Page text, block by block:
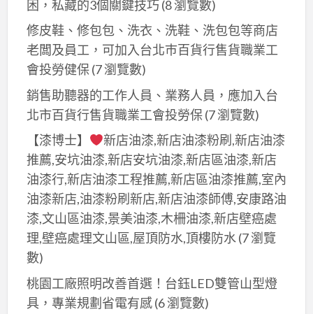
困，私藏的3個關鍵技巧(8 瀏覽數)
修皮鞋、修包包、洗衣、洗鞋、洗包包等商店
老闆及員工，可加入台北巿百貨行售貨職業工
會投勞健保(7 瀏覽數)
銷售助聽器的工作人員、業務人員，應加入台
北市百貨行售貨職業工會投勞保(7 瀏覽數)
【漆博士】
新店油漆,新店油漆粉刷,新店油漆
推薦,安坑油漆,新店安坑油漆,新店區油漆,新店
油漆行,新店油漆工程推薦,新店區油漆推薦,室內
油漆新店,油漆粉刷新店,新店油漆師傅,安康路油
漆,文山區油漆,景美油漆,木柵油漆,新店壁癌處
理,壁癌處理文山區,屋頂防水,頂樓防水(7 瀏覽
數)
桃園工廠照明改善首選！台鈺LED雙管山型燈
具，專業規劃省電有感(6 瀏覽數)